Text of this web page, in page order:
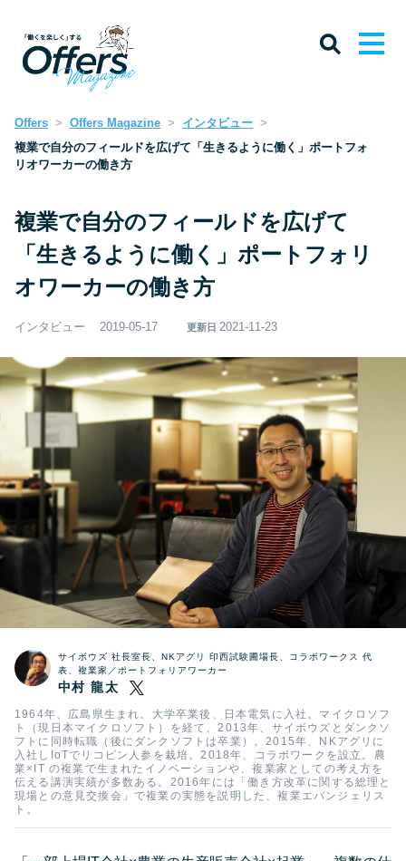
Offers Offers Magazine
インタビュー
複業で自分のフィールドを広げて「生きるように働く」ポートフォ
リオワーカーの働き方
複業で自分のフィールドを広げて
「生きるように働く」ポートフォリ
オワーカーの働き方
インタビュー 2019-05-17 更新日 2021-11-23
サイボウズ 社長室長、NKアグリ 印西試験圃場長、コラボワークス 代
表、複業家／ポートフォリアワーカー
中村 龍太
1964年、広島県生まれ。大学卒業後、日本電気に入社。マイクロソフ
ト（現日本マイクロソフト）を経て、2013年、サイボウズとダンクソ
フトに同時転職（後にダンクソフトは卒業）。2015年、NKアグリに
入社しIoTでリコピン人参を栽培。2018年、コラボワークを設立。農
業×IT の複業で生まれたイノベーションや、複業家としての考え方を
伝える講演実績が多数ある。2016年には「働き方改革に関する総理と
現場との意見交換会」で複業の実態を説明した、複業エバンジェリス
ト。